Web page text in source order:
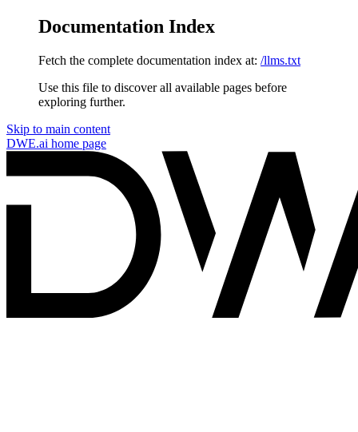
Documentation Index
Fetch the complete documentation index at: /llms.txt
Use this file to discover all available pages before
exploring further.
Skip to main content
DWE.ai home page